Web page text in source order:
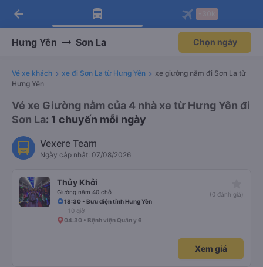
Tải app Vexere ngay!
Nhận ưu đãi thành viên độc
Mở app
Tải app Vexere
-30k/ghế khi đặt vé máy bay qua
Mở app
arrow_back
Hưng Yên Sơn La Chọn ngày
Vé xe khách xe đi Sơn La từ Hưng Yên
xe giường nằm đi Sơn La từ
Hưng Yên
Vé xe Giường nằm của 4 nhà xe từ Hưng Yên đi
Sơn La: 1 chuyến mỗi ngày
Vexere Team
Ngày cập nhật: 07/08/2026
Thủy Khởi
Giường nằm 40 chỗ
(0 đánh giá)
18:30 • Bưu điện tỉnh Hưng Yên
10 giờ
04:30 • Bệnh viện Quân y 6
Xem giá